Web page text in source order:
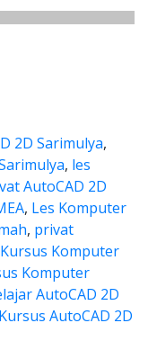
2D Sarimulya,
, les
AutoCAD 2D
, Les Komputer
, privat
Komputer
Komputer
AutoCAD 2D
Kursus AutoCAD 2D